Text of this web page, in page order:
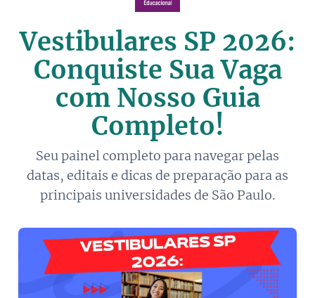
Vestibulares SP 2026:
Conquiste Sua Vaga
com Nosso Guia
Completo!
Seu painel completo para navegar pelas
datas, editais e dicas de preparação para as
principais universidades de São Paulo.